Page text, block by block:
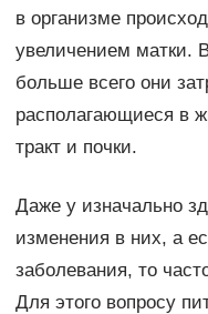
в организме
увеличением матки.
больше всего они
располагающиеся в
тракт и почки.
Даже у изначально
изменения в них, а
заболевания, то
Для этого вопросу